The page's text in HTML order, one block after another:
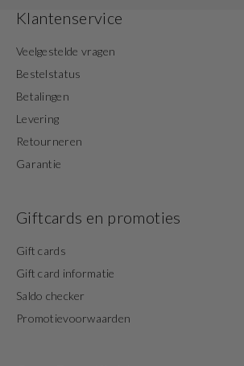
Klantenservice
Veelgestelde vragen
Bestelstatus
Betalingen
Levering
Retourneren
Garantie
Giftcards en promoties
Gift cards
Gift card informatie
Saldo checker
Promotievoorwaarden